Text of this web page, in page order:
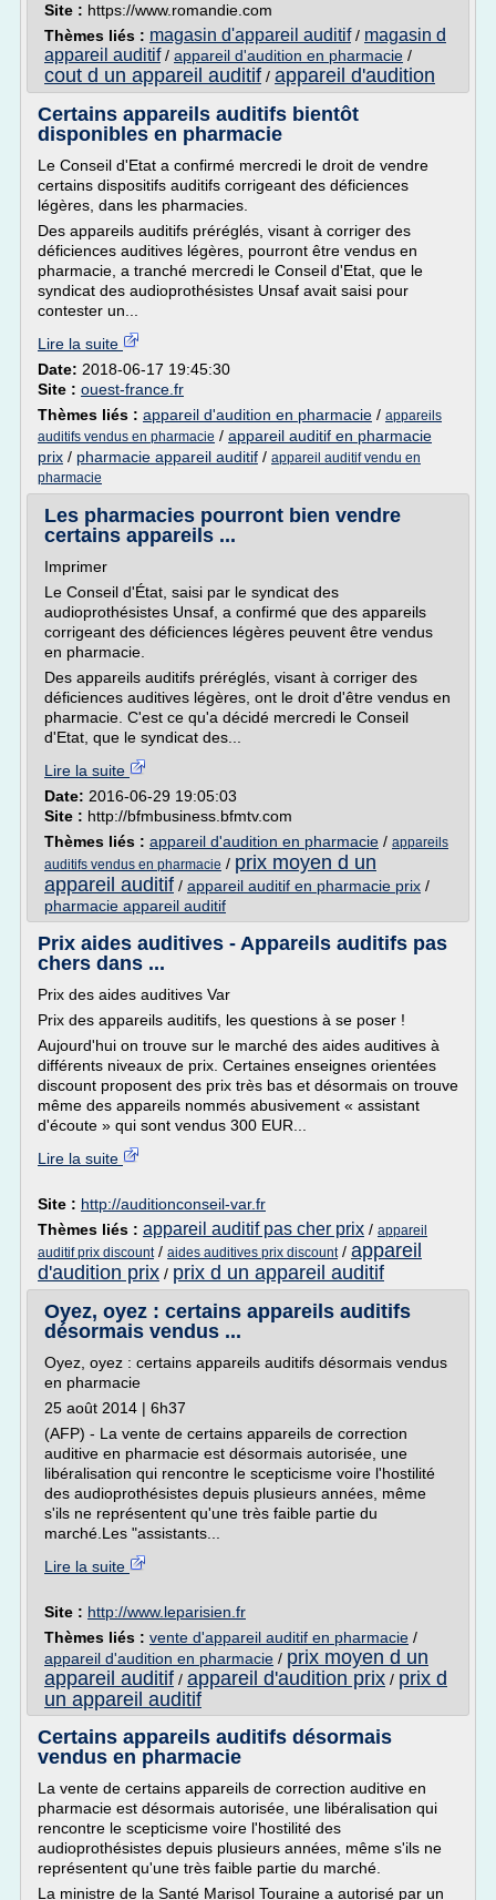
Site : https://www.romandie.com
Thèmes liés : magasin d'appareil auditif/ magasin d
appareil auditif/ appareil d'audition en pharmacie /
cout d un appareil auditif / appareil d'audition
Certains appareils auditifs bientôt
disponibles en pharmacie
Le Conseil d'Etat a confirmé mercredi le droit de vendre
certains dispositifs auditifs corrigeant des déficiences
légères, dans les pharmacies.
Des appareils auditifs préréglés, visant à corriger des
déficiences auditives légères, pourront être vendus en
pharmacie, a tranché mercredi le Conseil d'Etat, que le
syndicat des audioprothésistes Unsaf avait saisi pour
contester un...
Lire la suite
Date: 2018-06-17 19:45:30
Site : ouest-france.fr
Thèmes liés : appareil d'audition en pharmacie / appareils
auditifs vendus en pharmacie / appareil auditif en pharmacie
prix / pharmacie appareil auditif / appareil auditif vendu en
pharmacie
Les pharmacies pourront bien vendre
certains appareils ...
Imprimer
Le Conseil d'État, saisi par le syndicat des
audioprothésistes Unsaf, a confirmé que des appareils
corrigeant des déficiences légères peuvent être vendus
en pharmacie.
Des appareils auditifs préréglés, visant à corriger des
déficiences auditives légères, ont le droit d'être vendus en
pharmacie. C'est ce qu'a décidé mercredi le Conseil
d'Etat, que le syndicat des...
Lire la suite
Date: 2016-06-29 19:05:03
Site : http://bfmbusiness.bfmtv.com
Thèmes liés : appareil d'audition en pharmacie / appareils
auditifs vendus en pharmacie / prix moyen d un
appareil auditif / appareil auditif en pharmacie prix /
pharmacie appareil auditif
Prix aides auditives - Appareils auditifs pas
chers dans ...
Prix des aides auditives Var
Prix des appareils auditifs, les questions à se poser !
Aujourd'hui on trouve sur le marché des aides auditives à
différents niveaux de prix. Certaines enseignes orientées
discount proposent des prix très bas et désormais on trouve
même des appareils nommés abusivement « assistant
d'écoute » qui sont vendus 300 EUR...
Lire la suite
Site : http://auditionconseil-var.fr
Thèmes liés : appareil auditif pas cher prix / appareil
auditif prix discount/ aides auditives prix discount/ appareil
d'audition prix / prix d un appareil auditif
Oyez, oyez : certains appareils auditifs
désormais vendus ...
Oyez, oyez : certains appareils auditifs désormais vendus
en pharmacie
25 août 2014 | 6h37
(AFP) - La vente de certains appareils de correction
auditive en pharmacie est désormais autorisée, une
libéralisation qui rencontre le scepticisme voire l'hostilité
des audioprothésistes depuis plusieurs années, même
s'ils ne représentent qu'une très faible partie du
marché.Les "assistants...
Lire la suite
Site : http://www.leparisien.fr
Thèmes liés : vente d'appareil auditif en pharmacie /
appareil d'audition en pharmacie / prix moyen d un
appareil auditif / appareil d'audition prix / prix d
un appareil auditif
Certains appareils auditifs désormais
vendus en pharmacie
La vente de certains appareils de correction auditive en
pharmacie est désormais autorisée, une libéralisation qui
rencontre le scepticisme voire l'hostilité des
audioprothésistes depuis plusieurs années, même s'ils ne
représentent qu'une très faible partie du marché.
La ministre de la Santé Marisol Touraine a autorisé par un